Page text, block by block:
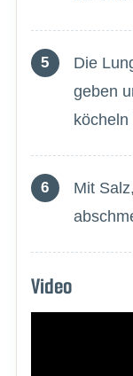
Die
geben
köcheln
Mit
Video